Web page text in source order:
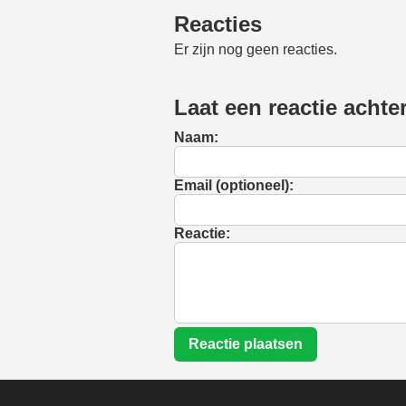
Reacties
Er zijn nog geen reacties.
Laat een reactie
Naam:
Email (optioneel):
Reactie:
Reactie plaatsen